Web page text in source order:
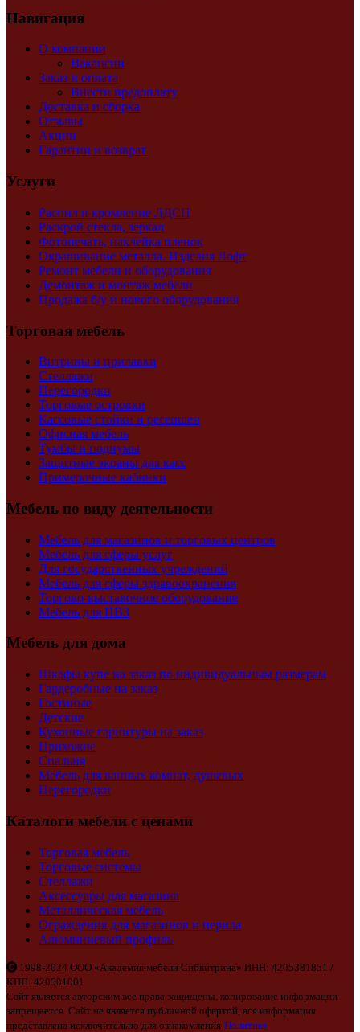
Навигация
О компании
Вакансии
Заказ и оплата
Внести предоплату
Доставка и сборка
Отзывы
Акции
Гарантии и возврат
Услуги
Распил и кромление ЛДСП
Раскрой стекла, зеркал
Фотопечать, наклейка пленок
Окрашивание металла. Изделия Лофт
Ремонт мебели и оборудования
Демонтаж и монтаж мебели
Продажа б/у и нового оборудования
Торговая мебель
Витрины и прилавки
Стеллажи
Перегородки
Торговые островки
Кассовые стойки и ресепшен
Офисная мебель
Тумбы и подиумы
Защитные экраны для касс
Примерочные кабинки
Мебель по виду деятельности
Мебель для магазинов и торговых центров
Мебель для сферы услуг
Для государственных учреждений
Мебель для сферы здравоохранения
Торгово-выставочное оборудование
Мебель для ПВЗ
Мебель для дома
Шкафы купе на заказ по индивидуальным размерам
Гардеробные на заказ
Гостиные
Детские
Кухонные гарнитуры на заказ
Прихожие
Спальня
Мебель для ванных комнат, душевых
Перегородки
Каталоги мебели с ценами
Торговая мебель
Торговые системы
Стеллажи
Аксессуары для магазина
Металлическая мебель
Ограждения для магазинов и перила
Алюминиевый профиль
1998-2024 ООО «Академия мебели Сибвитрина» ИНН: 4205381851 /
КПП: 420501001
Сайт является авторским все права защищены, копирование информации
запрещается. Сайт не является публичной офертой, вся информация
представлена исключительно для ознакомления Политика